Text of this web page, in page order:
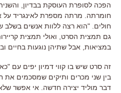
הפכה לסופרת העוסקת בבדיון
חומרתה
מרתה מספרת לאינגריד על
חולים . "הוא רצה ללוות אנשים בשלב
גם תמצית הסרט
ואולי תמצית
במציאות אבל שתיהן נוגעות בחיים
זה סרט שיש בו קווי דמיון יפים עם "
בין שני מכרים ותיקים שמסכמים את
דבר מוליד יצירה חדשה
אי אפשר